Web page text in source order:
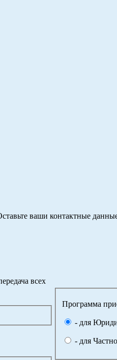
ваши контактные
всех
Программа
- для
- для